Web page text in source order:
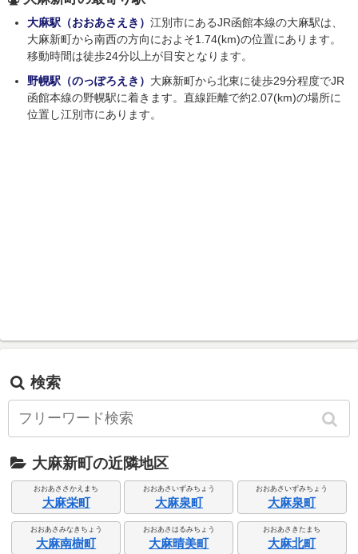
大麻駅（おおあさえき） 江別市にあるJR函館本線の大麻駅は、
大麻新町から南西の方向におよそ1.74(km)の位置にあります。
移動時間は徒歩24分以上が目安となります。
野幌駅（のっぽろえき） 大麻新町から北東に徒歩29分程度でJR
函館本線の野幌駅に着きます。直線距離で約2.07(km)の場所に
位置し江別市にあります。
検索
大麻新町の近隣地区
おおあささかえまち
大麻栄町
おおあさいずみちょう
大麻泉町
おおあさいずみちょう
大麻泉町
おおあさみなきちょう
大麻南樹町
おおあさはるみちょう
大麻晴美町
おおあさきたまち
大麻北町